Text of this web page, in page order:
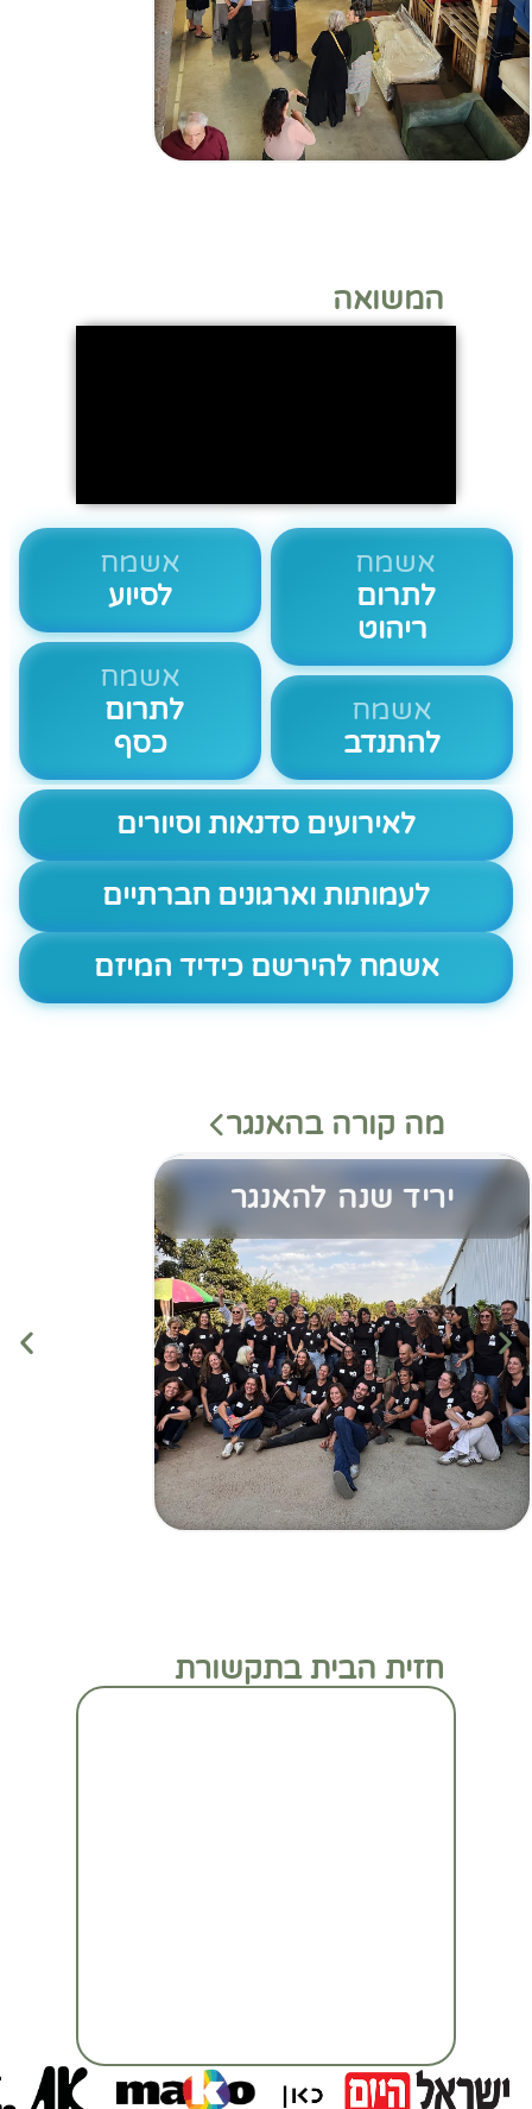
המשואה
אשמח
לתרום
ריהוט
אשמח
להתנדב
אשמח
לסיוע
אשמח
לתרום
כסף
לאירועים סדנאות וסיורים
לעמותות וארגונים חברתיים
אשמח להירשם כידיד המיזם
מה קורה בהאנגר
יריד שנה להאנגר
חזית הבית בתקשורת
מעבר לכתבה המלאה
מעבר לכתבה המלאה